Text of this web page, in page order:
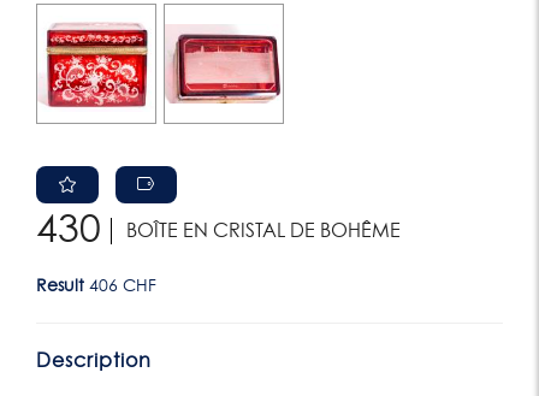
430 BOÎTE EN CRISTAL DE BOHÊME
Result 406 CHF
Description